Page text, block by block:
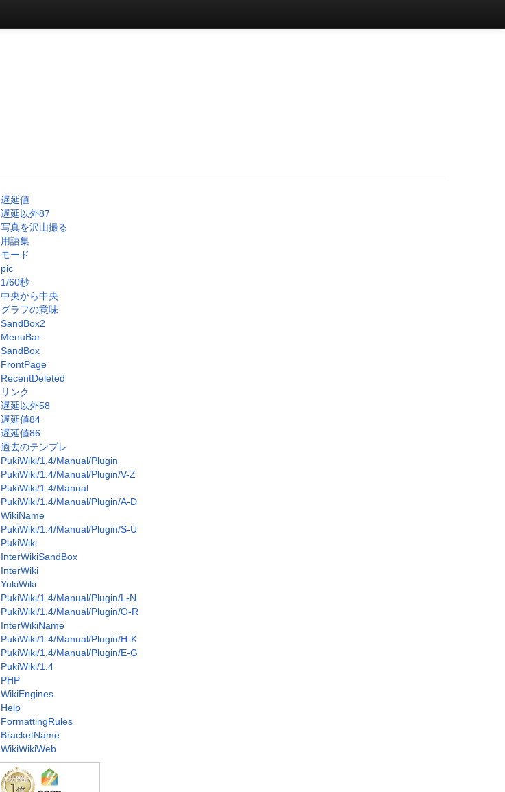
遅延値
遅延以外87
写真を沢山撮る
用語集
モード
pic
1/60秒
中央から中央
グラフの意味
SandBox2
MenuBar
SandBox
FrontPage
RecentDeleted
リンク
遅延以外58
遅延値84
遅延値86
過去のテンプレ
PukiWiki/1.4/Manual/Plugin
PukiWiki/1.4/Manual/Plugin/V-Z
PukiWiki/1.4/Manual
PukiWiki/1.4/Manual/Plugin/A-D
WikiName
PukiWiki/1.4/Manual/Plugin/S-U
PukiWiki
InterWikiSandBox
InterWiki
YukiWiki
PukiWiki/1.4/Manual/Plugin/L-N
PukiWiki/1.4/Manual/Plugin/O-R
InterWikiName
PukiWiki/1.4/Manual/Plugin/H-K
PukiWiki/1.4/Manual/Plugin/E-G
PukiWiki/1.4
PHP
WikiEngines
Help
FormattingRules
BracketName
WikiWikiWeb